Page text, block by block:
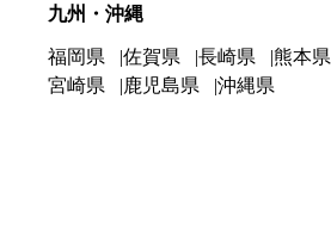
九州・沖縄
福岡県 佐賀県 長崎県 熊本県
宮崎県
鹿児島県 沖縄県